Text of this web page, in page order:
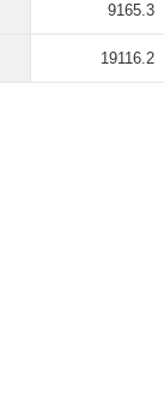
9165.3
19116.2